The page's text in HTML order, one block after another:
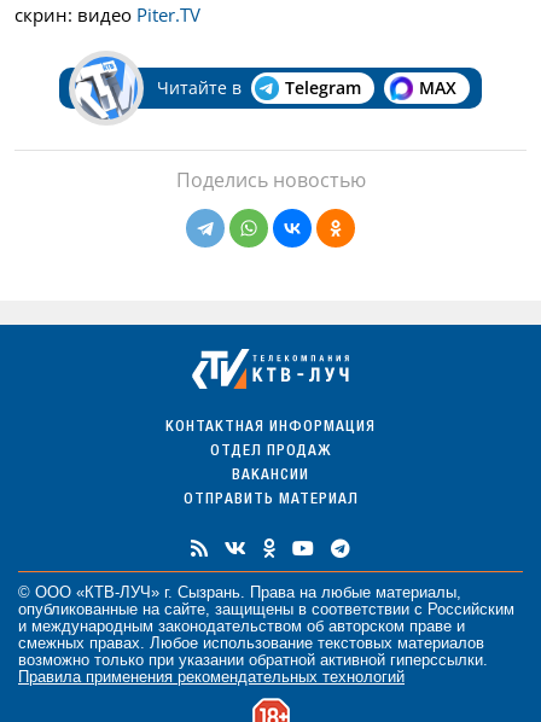
скрин: видео Piter.TV
Читайте в Telegram MAX
Поделись новостью
КОНТАКТНАЯ ИНФОРМАЦИЯ
ОТДЕЛ ПРОДАЖ
ВАКАНСИИ
ОТПРАВИТЬ МАТЕРИАЛ
© ООО «КТВ-ЛУЧ» г. Сызрань. Права на любые материалы
опубликованные на сайте, защищены в соответствии с Российским
и международным законодательством об авторском праве и
смежных правах. Любое использование текстовых материалов
возможно только при указании обратной активной гиперссылки.
Правила применения рекомендательных технологий